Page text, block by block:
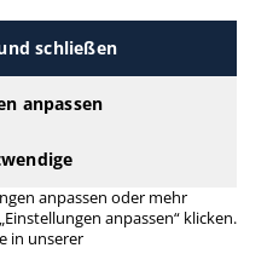
schließen
anpassen
anpassen oder mehr
anpassen“ klicken.
in unserer